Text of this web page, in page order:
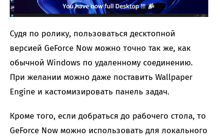
Судя по ролику, пользоваться десктопной
версией GeForce Now можно точно так же, как
обычной Windows по удаленному соединению.
При желании можно даже поставить Wallpaper
Engine и кастомизировать панель задач.
Кроме того, если добраться до рабочего стола, то
GeForce Now можно использовать для локального